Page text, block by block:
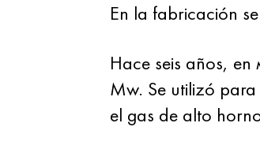
En la fabricación
Hace seis años,
Mw. Se utilizó
el gas de alto